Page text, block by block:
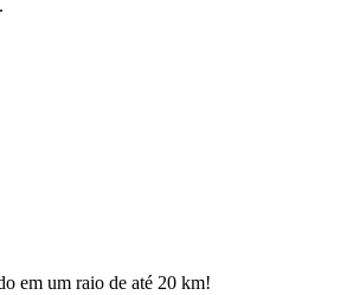
em um raio de até 20 km!